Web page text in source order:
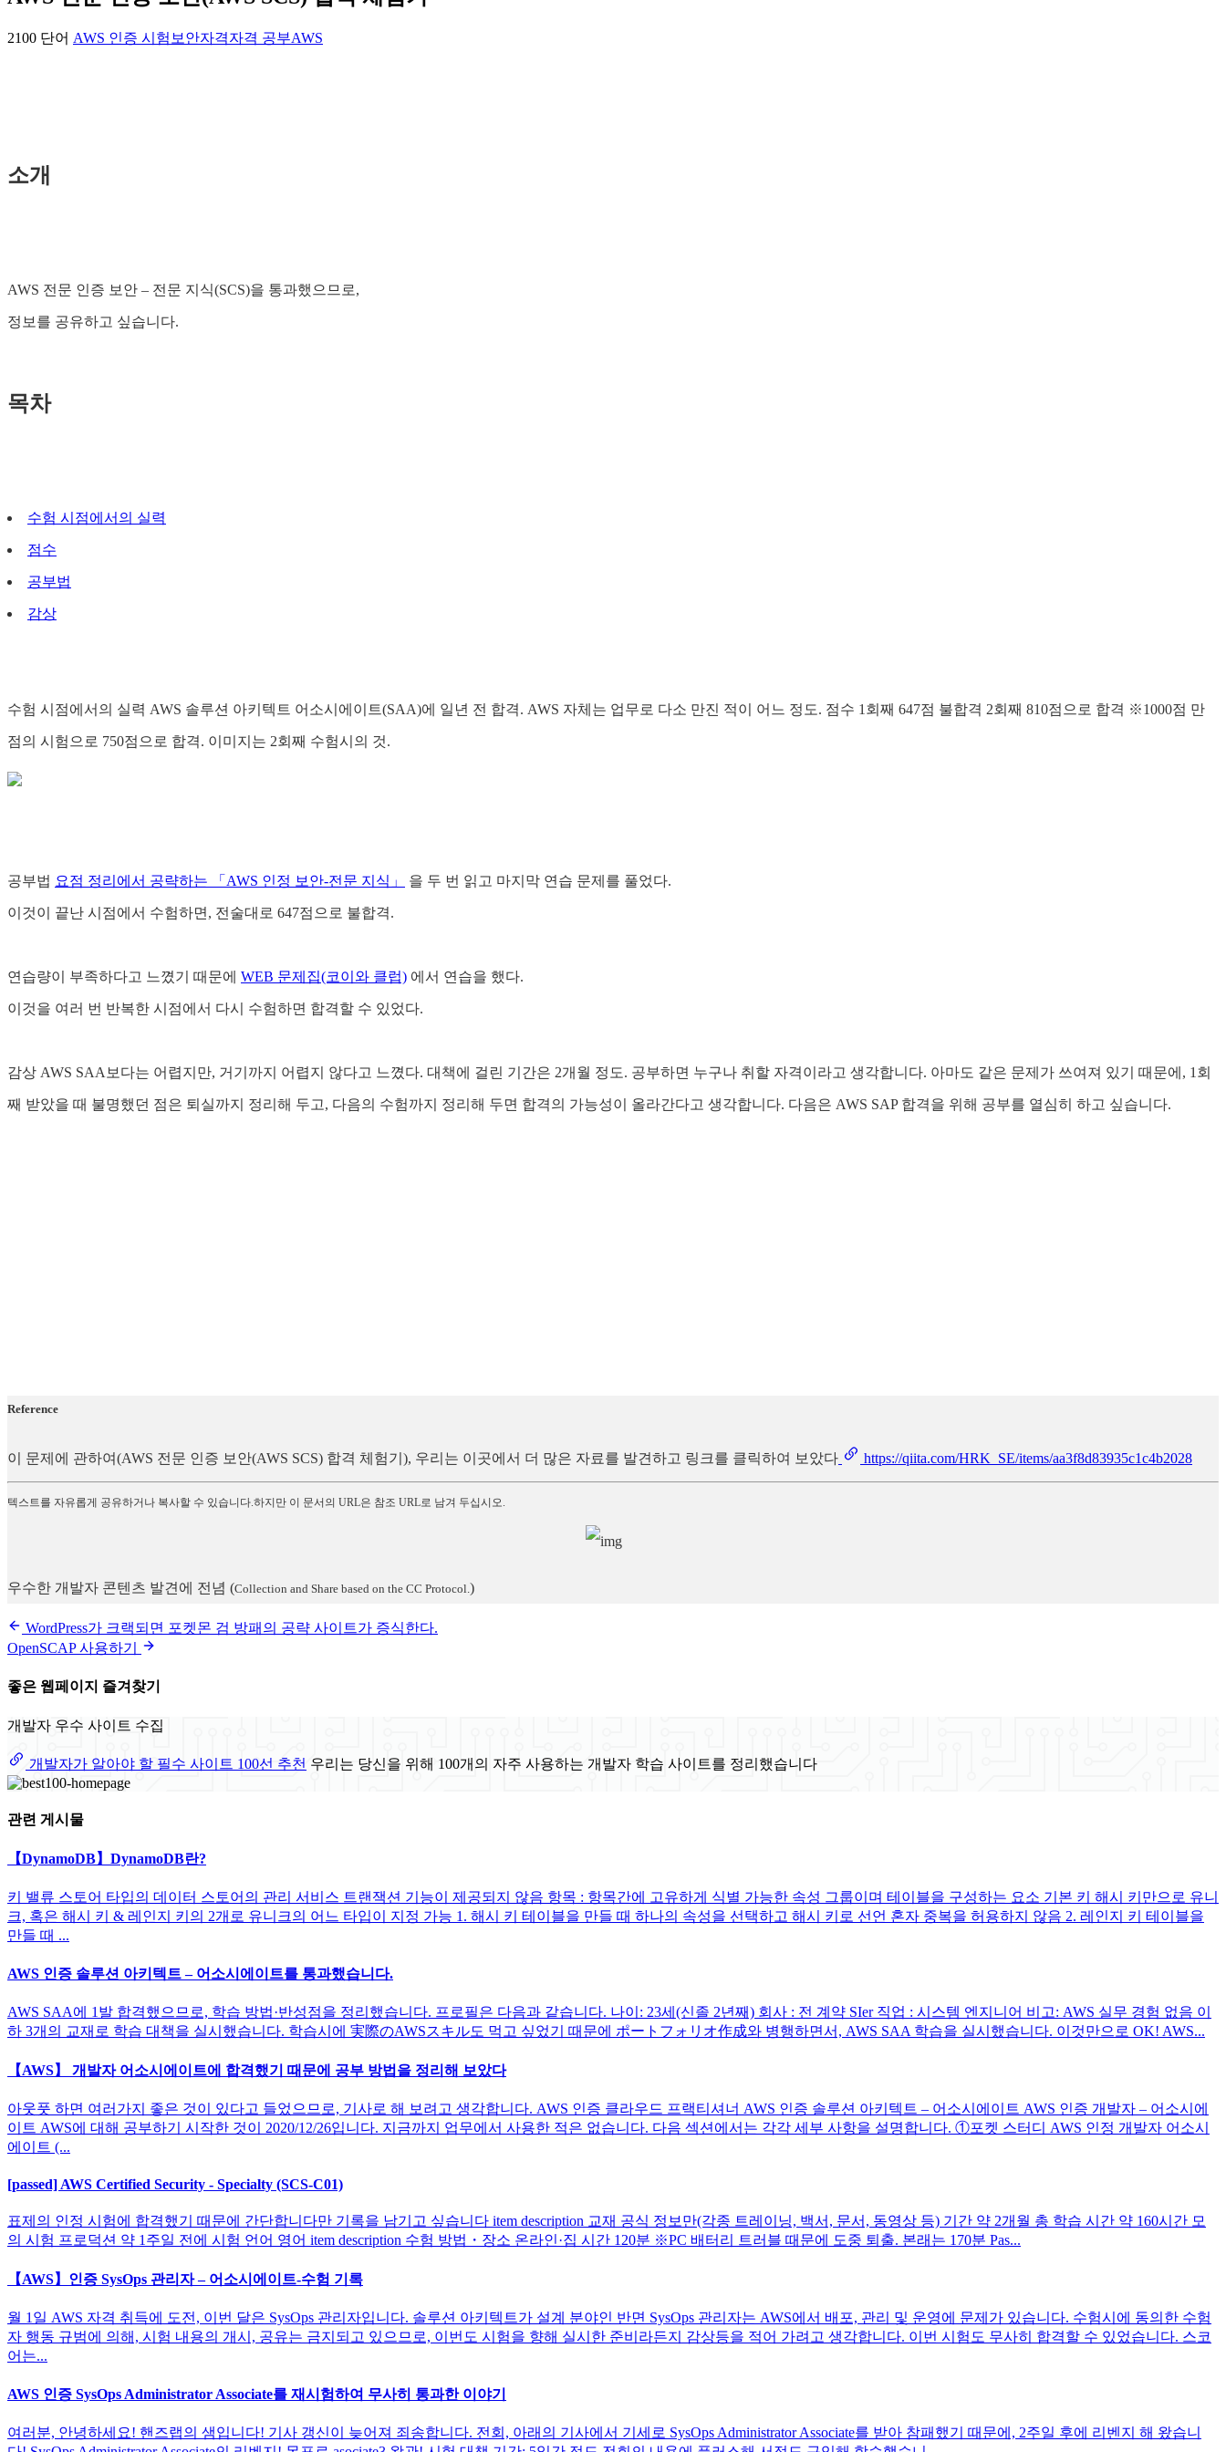
2100 단어 AWS 인증 시험 보안자격자격 공부AWS
소개
AWS 전문 인증 보안 – 전문 지식(SCS)을 통과했으므로,
정보를 공유하고 싶습니다.
목차
수험 시점에서의 실력
점수
공부법
감상
수험 시점에서의 실력 AWS 솔루션 아키텍트 어소시에이트(SAA)에 일년 전 합격. AWS 자체는 업무로 다소 만진 적이 어느 정도. 점수 1회째 647점 불합격 2회째 810점으로 합격 ※1000점 만
점의 시험으로 750점으로 합격. 이미지는 2회째 수험시의 것.
공부법 요점 정리에서 공략하는 「AWS 인정 보안-전문 지식」 을 두 번 읽고 마지막 연습 문제를 풀었다.
이것이 끝난 시점에서 수험하면, 전술대로 647점으로 불합격.
연습량이 부족하다고 느꼈기 때문에 WEB 문제집(코이와 클럽) 에서 연습을 했다.
이것을 여러 번 반복한 시점에서 다시 수험하면 합격할 수 있었다.
감상 AWS SAA보다는 어렵지만, 거기까지 어렵지 않다고 느꼈다. 대책에 걸린 기간은 2개월 정도. 공부하면 누구나 취할 자격이라고 생각합니다. 아마도 같은 문제가 쓰여져 있기 때문에, 1회
째 받았을 때 불명했던 점은 퇴실까지 정리해 두고, 다음의 수험까지 정리해 두면 합격의 가능성이 올라간다고 생각합니다. 다음은 AWS SAP 합격을 위해 공부를 열심히 하고 싶습니다.
Reference
이 문제에 관하여(AWS 전문 인증 보안(AWS SCS) 합격 체험기), 우리는 이곳에서 더 많은 자료를 발견하고 링크를 클릭하여 보았다 https://qiita.com/HRK_SE/items/aa3f8d83935c1c4b2028
텍스트를 자유롭게 공유하거나 복사할 수 있습니다.하지만 이 문서의 URL은 참조 URL로 남겨 두십시오.
우수한 개발자 콘텐츠 발견에 전념 (Collection and Share based on the CC Protocol.)
WordPress가 크랙되면 포켓몬 검 방패의 공략 사이트가 증식한다.
OpenSCAP 사용하기
좋은 웹페이지 즐겨찾기
개발자 우수 사이트 수집
개발자가 알아야 할 필수 사이트 100선 추천 우리는 당신을 위해 100개의 자주 사용하는 개발자 학습 사이트를 정리했습니다
관련 게시물
【DynamoDB】DynamoDB란?
키 밸류 스토어 타입의 데이터 스토어의 관리 서비스 트랜잭션 기능이 제공되지 않음 항목 : 항목간에 고유하게 식별 가능한 속성 그룹이며 테이블을 구성하는 요소 기본 키 해시 키만으로 유니
크, 혹은 해시 키 & 레인지 키의 2개로 유니크의 어느 타입이 지정 가능 1. 해시 키 테이블을 만들 때 하나의 속성을 선택하고 해시 키로 선언 혼자 중복을 허용하지 않음 2. 레인지 키 테이블을
만들 때 ...
AWS 인증 솔루션 아키텍트 – 어소시에이트를 통과했습니다.
AWS SAA에 1발 합격했으므로, 학습 방법·반성점을 정리했습니다. 프로필은 다음과 같습니다. 나이: 23세(신졸 2년째) 회사 : 전 계약 SIer 직업 : 시스템 엔지니어 비고: AWS 실무 경험 없음 이
하 3개의 교재로 학습 대책을 실시했습니다. 학습시에 実際のAWSスキル도 먹고 싶었기 때문에 ポートフォリオ作成와 병행하면서, AWS SAA 학습을 실시했습니다. 이것만으로 OK! AWS...
【AWS】 개발자 어소시에이트에 합격했기 때문에 공부 방법을 정리해 보았다
아웃풋 하면 여러가지 좋은 것이 있다고 들었으므로, 기사로 해 보려고 생각합니다. AWS 인증 클라우드 프랙티셔너 AWS 인증 솔루션 아키텍트 – 어소시에이트 AWS 인증 개발자 – 어소시에
이트 AWS에 대해 공부하기 시작한 것이 2020/12/26입니다. 지금까지 업무에서 사용한 적은 없습니다. 다음 섹션에서는 각각 세부 사항을 설명합니다. ①포켓 스터디 AWS 인정 개발자 어소시
에이트 (...
[passed] AWS Certified Security - Specialty (SCS-C01)
표제의 인정 시험에 합격했기 때문에 간단합니다만 기록을 남기고 싶습니다 item description 교재 공식 정보만(각종 트레이닝, 백서, 문서, 동영상 등) 기간 약 2개월 총 학습 시간 약 160시간 모
의 시험 프로덕션 약 1주일 전에 시험 언어 영어 item description 수험 방법・장소 온라인·집 시간 120분 ※PC 배터리 트러블 때문에 도중 퇴출. 본래는 170분 Pas...
【AWS】인증 SysOps 관리자 – 어소시에이트-수험 기록
월 1일 AWS 자격 취득에 도전, 이번 달은 SysOps 관리자입니다. 솔루션 아키텍트가 설계 분야인 반면 SysOps 관리자는 AWS에서 배포, 관리 및 운영에 문제가 있습니다. 수험시에 동의한 수험
자 행동 규범에 의해, 시험 내용의 개시, 공유는 금지되고 있으므로, 이번도 시험을 향해 실시한 준비라든지 감상등을 적어 가려고 생각합니다. 이번 시험도 무사히 합격할 수 있었습니다. 스코
어는...
AWS 인증 SysOps Administrator Associate를 재시험하여 무사히 통과한 이야기
여러분, 안녕하세요! 핸즈랩의 샘입니다! 기사 갱신이 늦어져 죄송합니다. 전회, 아래의 기사에서 기세로 SysOps Administrator Associate를 받아 참패했기 때문에, 2주일 후에 리벤지 해 왔습니